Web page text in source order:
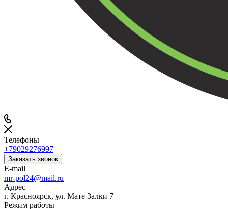
Телефоны
+79029276997
Заказать звонок
E-mail
mr-pol24@mail.ru
Адрес
г. Красноярск, ул. Мате Залки 7
Режим работы